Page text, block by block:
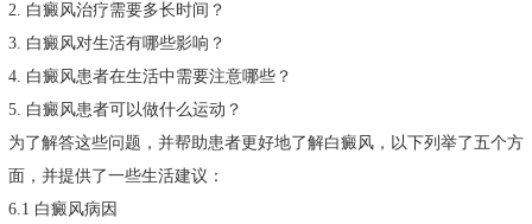
2. 白癜风治疗需要多长时间？
3. 白癜风对生活有哪些影响？
4. 白癜风患者在生活中需要注意哪些？
5. 白癜风患者可以做什么运动？
为了解答这些问题，并帮助患者更好地了解白癜风，以下列举了五个方
面，并提供了一些生活建议：
6.1 白癜风病因